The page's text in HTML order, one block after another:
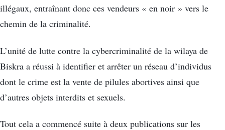
illégaux, entraînant donc ces vendeurs « en noir » vers le
chemin de la criminalité.
L’unité de lutte contre la cybercriminalité de la wilaya de
Biskra a réussi à identifier et arrêter un réseau d’individus
dont le crime est la vente de pilules abortives ainsi que
d’autres objets interdits et sexuels.
Tout cela a commencé suite à deux publications sur les